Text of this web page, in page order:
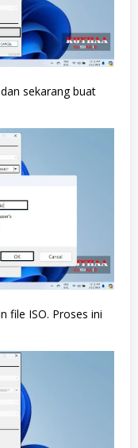
sekarang buat
file ISO. Proses ini